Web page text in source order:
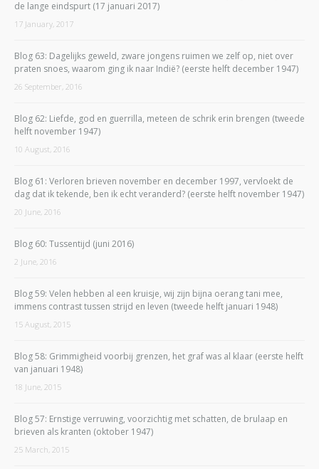
de lange eindspurt (17 januari 2017)
17 January, 2017
Blog 63: Dagelijks geweld, zware jongens ruimen we zelf op, niet over
praten snoes, waarom ging ik naar Indië? (eerste helft december 1947)
26 September, 2016
Blog 62: Liefde, god en guerrilla, meteen de schrik erin brengen (tweede
helft november 1947)
10 August, 2016
Blog 61: Verloren brieven november en december 1997, vervloekt de
dag dat ik tekende, ben ik echt veranderd? (eerste helft november 1947)
20 June, 2016
Blog 60: Tussentijd (juni 2016)
2 June, 2016
Blog 59: Velen hebben al een kruisje, wij zijn bijna oerang tani mee,
immens contrast tussen strijd en leven (tweede helft januari 1948)
15 August, 2015
Blog 58: Grimmigheid voorbij grenzen, het graf was al klaar (eerste helft
van januari 1948)
18 June, 2015
Blog 57: Ernstige verruwing, voorzichtig met schatten, de brulaap en
brieven als kranten (oktober 1947)
25 March, 2015